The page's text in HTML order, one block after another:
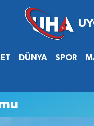
DÜNYA SPOR